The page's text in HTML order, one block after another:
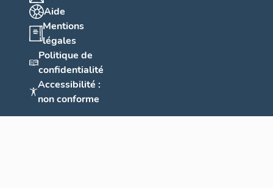
Aide
Mentions
légales
Politique de
confidentialité
Accessibilité :
non conforme